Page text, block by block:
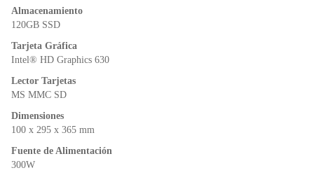
Almacenamiento
120GB SSD
Tarjeta Gráfica
Intel® HD Graphics 630
Lector Tarjetas
MS MMC SD
Dimensiones
100 x 295 x 365 mm
Fuente de Alimentación
300W